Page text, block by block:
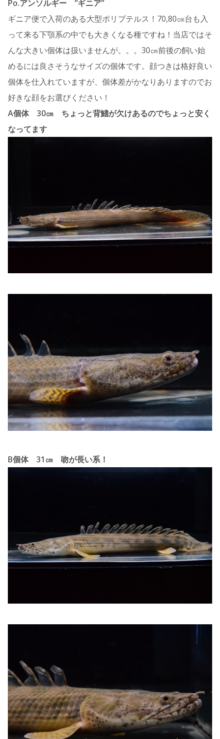
Po.アンソルギー ”ギニア”
ギニア便で入荷のある大型ポリプテルス！70,80㎝台も入
って来る下顎系の中でも大きくなる種ですね！当店ではそ
んな大きい個体は扱いませんが。。。30㎝前後の飼い始
めるには良さそうなサイズの個体です。顔つきは格好良い
個体を仕入れていますが、個体差がかなりありますのでお
好きな顔をお選びください！
A個体 30㎝ ちょっと背鰭が欠けあるのでちょっと安く
なってます
B個体 31㎝ 吻が長い系！